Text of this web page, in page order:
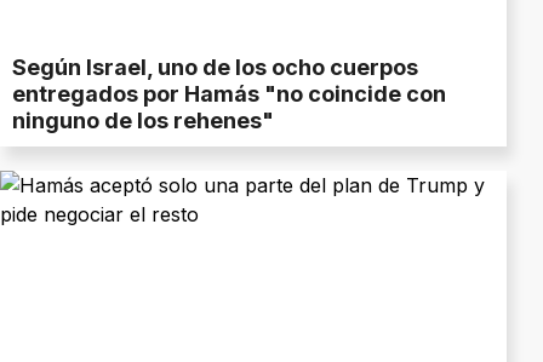
Según Israel, uno de los ocho cuerpos
entregados por Hamás "no coincide con
ninguno de los rehenes"